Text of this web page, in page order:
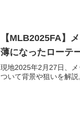
【MLB2025FA】
薄になったローテ
現地2025年2月27日、
ついて背景や狙いを解説